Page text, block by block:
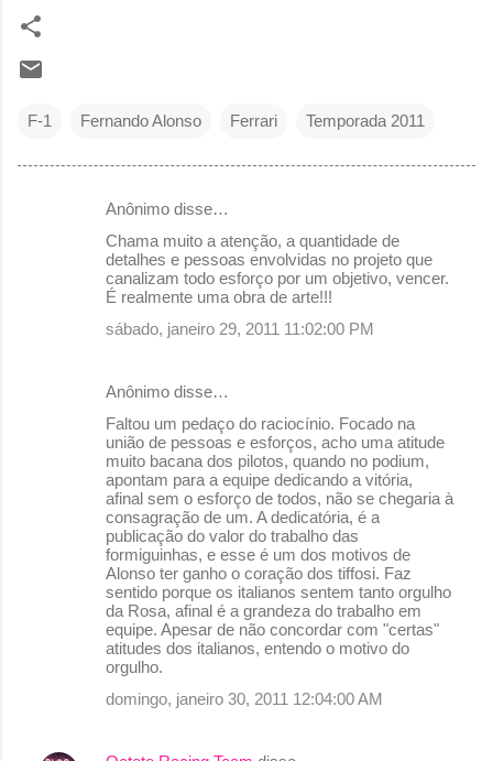
F-1 Fernando Alonso Ferrari Temporada 2011
Anônimo disse…
Chama muito a atenção, a quantidade de
detalhes e pessoas envolvidas no projeto que
canalizam todo esforço por um objetivo, vencer.
É realmente uma obra de arte!!!
sábado, janeiro 29, 2011 11:02:00 PM
Anônimo disse…
Faltou um pedaço do raciocínio. Focado na
união de pessoas e esforços, acho uma atitude
muito bacana dos pilotos, quando no podium,
apontam para a equipe dedicando a vitória,
afinal sem o esforço de todos, não se chegaria à
consagração de um. A dedicatória, é a
publicação do valor do trabalho das
formiguinhas, e esse é um dos motivos de
Alonso ter ganho o coração dos tiffosi. Faz
sentido porque os italianos sentem tanto orgulho
da Rosa, afinal é a grandeza do trabalho em
equipe. Apesar de não concordar com "certas"
atitudes dos italianos, entendo o motivo do
orgulho.
domingo, janeiro 30, 2011 12:04:00 AM